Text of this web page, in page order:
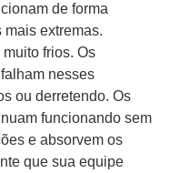
de forma
extremas.
frios. Os
nesses
ou derretendo. Os
funcionando sem
e absorvem os
que sua equipe